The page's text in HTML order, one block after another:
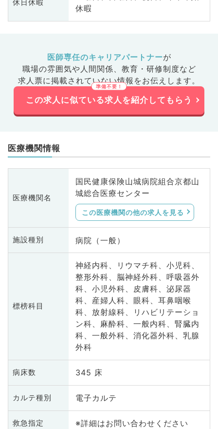
休日休暇
休暇
医師専任のキャリアパートナーが
職場の雰囲気や人間関係、 教育・研修制度など
求人票に掲載されていない情報をお伝えします。
この求人に似ている求人を紹介してもらう
医療機関情報
医療機関名
国民健康保険山城病院組合京都山
城総合医療センター
この医療機関の他の求人を見る
施設種別 病院（一般）
標榜科目
神経内科、リウマチ科、小児科、
整形外科、脳神経外科、呼吸器外
科、小児外科、皮膚科、泌尿器
科、産婦人科、眼科、耳鼻咽喉
科、放射線科、リハビリテーショ
ン科、麻酔科、一般内科、腎臓内
科、一般外科、消化器外科、乳腺
外科
病床数 345 床
カルテ種別 電子カルテ
救急指定 ※詳細はお問い合わせください